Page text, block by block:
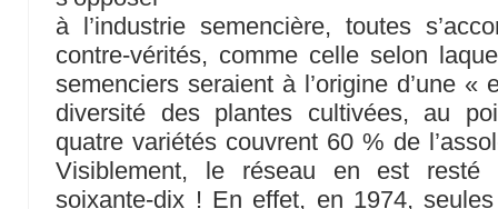
à l’industrie semencière, toutes
contre-vérités, comme celle selon
semenciers seraient à l’origine d’une «
diversité des plantes cultivées, au
quatre variétés couvrent 60 % de
Visiblement, le réseau en est resté
soixante-dix ! En effet, en 1974,